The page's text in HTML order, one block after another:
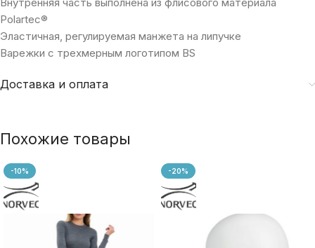
Polartec®
Эластичная, регулируемая манжета на липучке
Варежки с трехмерным логотипом BS
Доставка и оплата
Похожие товары
-10% -20%